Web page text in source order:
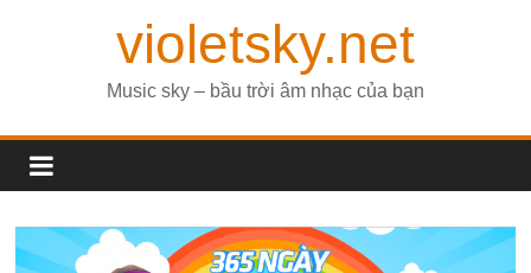
violetsky.net
Music sky – bầu trời âm nhạc của bạn